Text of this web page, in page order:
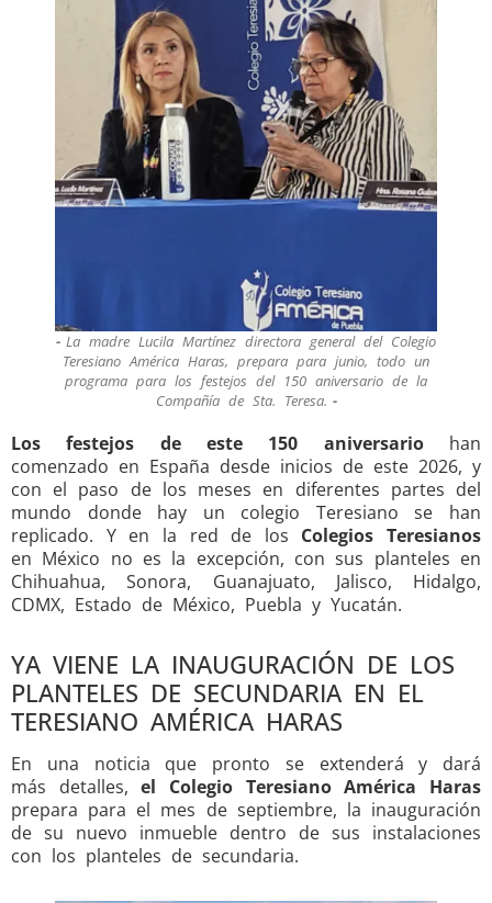
La madre Lucila Martínez directora general del Colegio
Teresiano América Haras, prepara para junio, todo un
programa para los festejos del 150 aniversario de la
Compañía de Sta. Teresa.
Los festejos de este 150 aniversariohan
comenzado en España desde inicios de este 2026, y
con el paso de los meses en diferentes partes del
mundo donde hay un colegio Teresiano se han
replicado. Y en la red de los Colegios Teresianos
en México no es la excepción, con sus planteles en
Chihuahua, Sonora, Guanajuato, Jalisco, Hidalgo,
CDMX, Estado de México, Puebla y Yucatán.
YA VIENE LA INAUGURACIÓN DE LOS
PLANTELES DE SECUNDARIA EN EL
TERESIANO AMÉRICA HARAS
En una noticia que pronto se extenderá y dará
más detalles,el Colegio Teresiano América Haras
prepara para el mes de septiembre, la inauguración
de su nuevo inmueble dentro de sus instalaciones
con los planteles de secundaria.